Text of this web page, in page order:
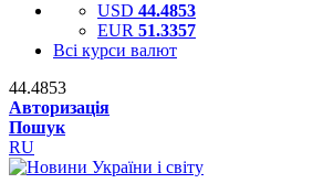
USD 44.4853
EUR 51.3357
Всі курси валют
44.4853
Авторизація
Пошук
RU